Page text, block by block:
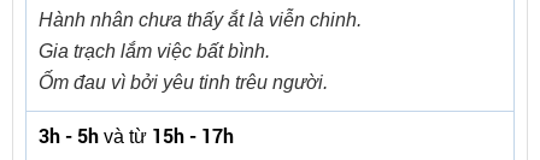
Hành nhân chưa thấy ắt là viễn chinh.
Gia trạch lắm việc bất bình.
Ốm đau vì bởi yêu tinh trêu người.
3h - 5h và từ 15h - 17h